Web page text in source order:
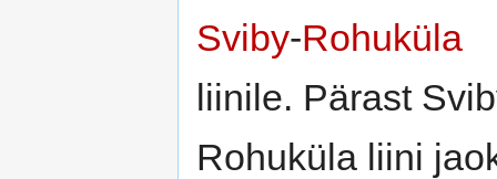
Sviby-Rohuküla
liinile. Pärast
Rohuküla liini